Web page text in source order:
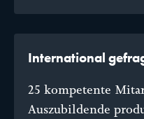
International
25 kompetente
Auszubildende